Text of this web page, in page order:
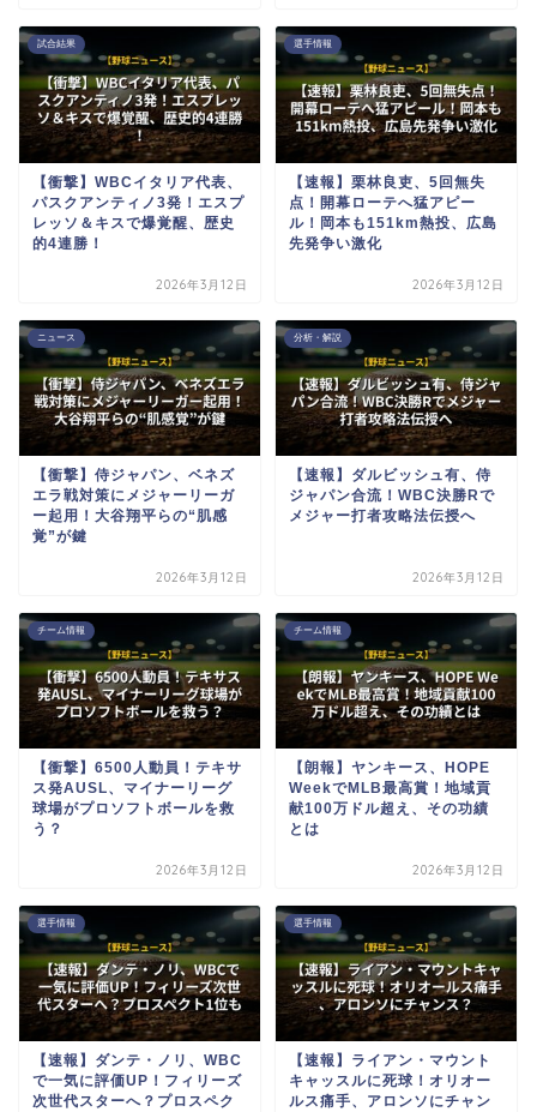
試合結果
【衝撃】WBCイタリア代表、
パスクアンティノ3発！エスプ
レッソ＆キスで爆覚醒、歴史
的4連勝！
2026年3月12日
選手情報
【速報】栗林良吏、5回無失
点！開幕ローテへ猛アピー
ル！岡本も151km熱投、広島
先発争い激化
2026年3月12日
ニュース
【衝撃】侍ジャパン、ベネズ
エラ戦対策にメジャーリーガ
ー起用！大谷翔平らの“肌感
覚”が鍵
2026年3月12日
分析・解説
【速報】ダルビッシュ有、侍
ジャパン合流！WBC決勝Rで
メジャー打者攻略法伝授へ
2026年3月12日
チーム情報
【衝撃】6500人動員！テキサ
ス発AUSL、マイナーリーグ
球場がプロソフトボールを救
う？
2026年3月12日
チーム情報
【朗報】ヤンキース、HOPE
WeekでMLB最高賞！地域貢
献100万ドル超え、その功績
とは
2026年3月12日
選手情報
【速報】ダンテ・ノリ、WBC
で一気に評価UP！フィリーズ
次世代スターへ？プロスペク
選手情報
【速報】ライアン・マウント
キャッスルに死球！オリオー
ルス痛手、アロンソにチャン